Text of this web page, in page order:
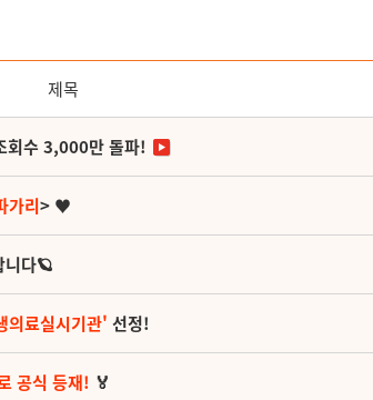
제목
회수 3,000만 돌파!
가리> ♥
니다🪐
의료실시기관' 선정!
공식 등재! 🏅